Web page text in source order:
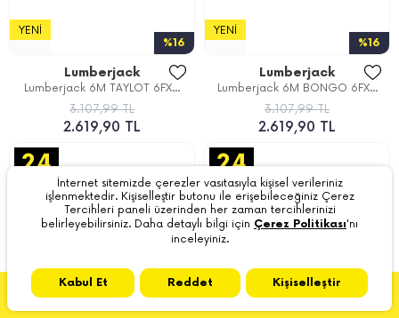
%16
YENI
Lumberjack
Lumberjack 6M TAYLOT 6FX...
3.107,99 TL
2.619,90 TL
%16
YENI
Lumberjack
Lumberjack 6M BONGO 6FX...
3.107,99 TL
2.619,90 TL
İnternet sitemizde çerezler vasıtasıyla kişisel verileriniz
işlenmektedir. Kişiselleştir butonu ile erişebileceğiniz Çerez
Tercihleri paneli üzerinden her zaman tercihlerinizi
belirleyebilirsiniz. Daha detaylı bilgi için Çerez Politikası'nı
inceleyiniz.
Kabul Et Reddet Kişiselleştir